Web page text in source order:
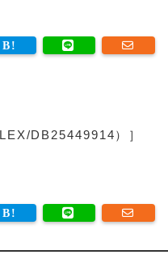
DB25449914）］